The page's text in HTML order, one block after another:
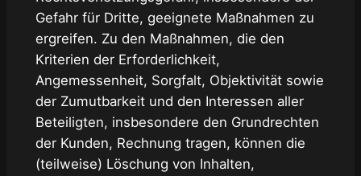
Gefahr für Dritte, geeignete Maßnahmen zu
ergreifen. Zu den Maßnahmen, die den
Kriterien der Erforderlichkeit,
Angemessenheit, Sorgfalt, Objektivität sowie
der Zumutbarkeit und den Interessen aller
Beteiligten, insbesondere den Grundrechten
der Kunden, Rechnung tragen, können die
(teilweise) Löschung von Inhalten,